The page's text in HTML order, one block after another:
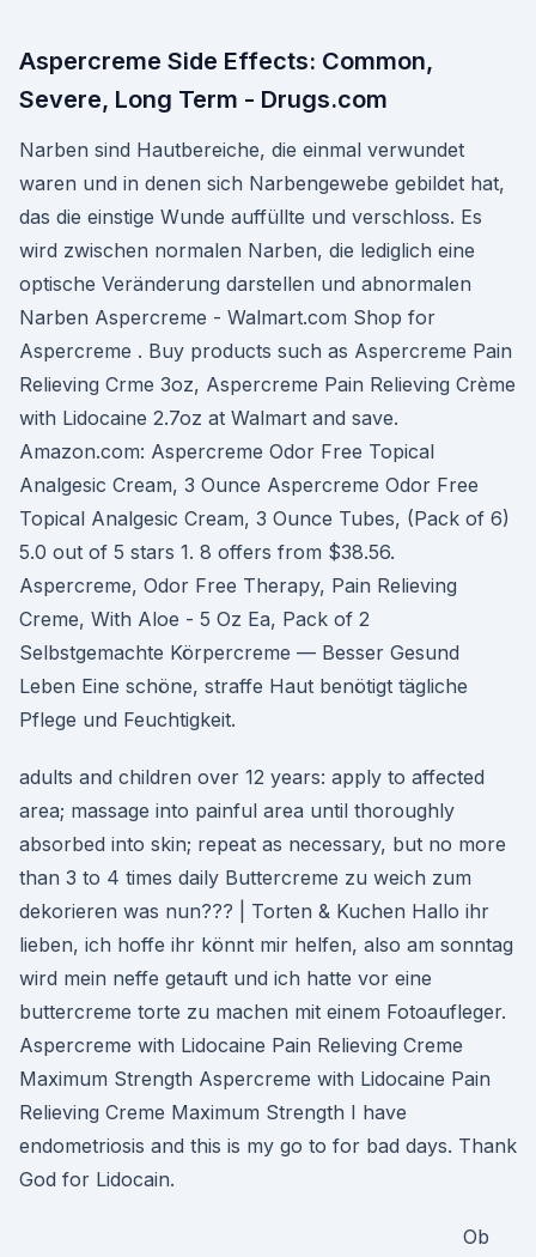
Aspercreme Side Effects: Common,
Severe, Long Term - Drugs.com
Narben sind Hautbereiche, die einmal verwundet
waren und in denen sich Narbengewebe gebildet hat,
das die einstige Wunde auffüllte und verschloss. Es
wird zwischen normalen Narben, die lediglich eine
optische Veränderung darstellen und abnormalen
Narben Aspercreme - Walmart.com Shop for
Aspercreme . Buy products such as Aspercreme Pain
Relieving Crme 3oz, Aspercreme Pain Relieving Crème
with Lidocaine 2.7oz at Walmart and save.
Amazon.com: Aspercreme Odor Free Topical
Analgesic Cream, 3 Ounce Aspercreme Odor Free
Topical Analgesic Cream, 3 Ounce Tubes, (Pack of 6)
5.0 out of 5 stars 1. 8 offers from $38.56.
Aspercreme, Odor Free Therapy, Pain Relieving
Creme, With Aloe - 5 Oz Ea, Pack of 2
Selbstgemachte Körpercreme — Besser Gesund
Leben Eine schöne, straffe Haut benötigt tägliche
Pflege und Feuchtigkeit.
adults and children over 12 years: apply to affected
area; massage into painful area until thoroughly
absorbed into skin; repeat as necessary, but no more
than 3 to 4 times daily Buttercreme zu weich zum
dekorieren was nun??? | Torten & Kuchen Hallo ihr
lieben, ich hoffe ihr könnt mir helfen, also am sonntag
wird mein neffe getauft und ich hatte vor eine
buttercreme torte zu machen mit einem Fotoaufleger.
Aspercreme with Lidocaine Pain Relieving Creme
Maximum Strength Aspercreme with Lidocaine Pain
Relieving Creme Maximum Strength I have
endometriosis and this is my go to for bad days. Thank
God for Lidocain.
Ob